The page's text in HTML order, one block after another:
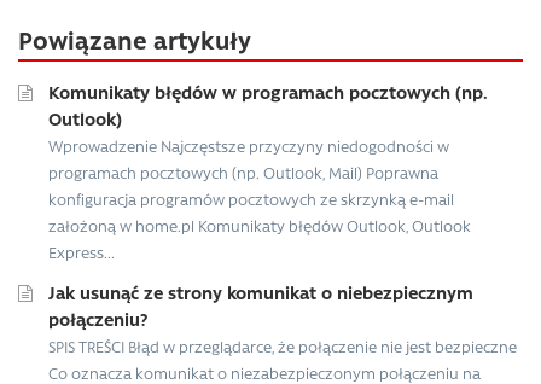
Powiązane artykuły
Komunikaty błędów w programach pocztowych (np.
Outlook)
Wprowadzenie Najczęstsze przyczyny niedogodności w
programach pocztowych (np. Outlook, Mail) Poprawna
konfiguracja programów pocztowych ze skrzynką e-mail
założoną w home.pl Komunikaty błędów Outlook, Outlook
Express...
Jak usunąć ze strony komunikat o niebezpiecznym
połączeniu?
SPIS TREŚCI Błąd w przeglądarce, że połączenie nie jest bezpieczne
Co oznacza komunikat o niezabezpieczonym połączeniu na